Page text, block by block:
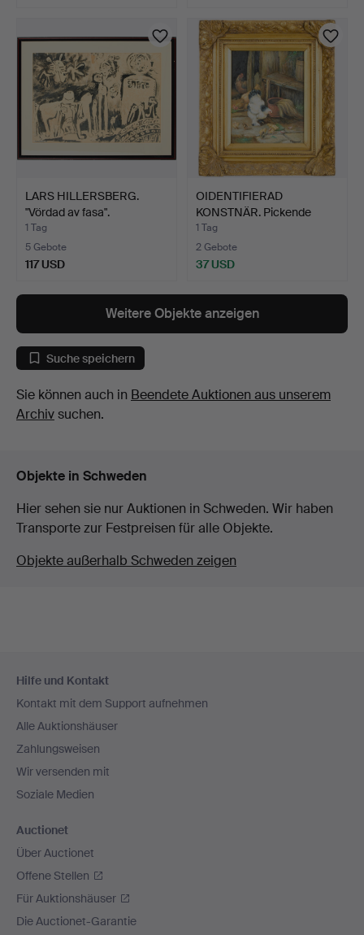
Objekt
LARS HILLERSBERG.
"Vördad av fasa".
1 Tag
5 Gebote
117 USD
OIDENTIFIERAD
KONSTNÄR. Pickende
Hühner un…
1 Tag
2 Gebote
37 USD
Weitere Objekte anzeigen
Suche speichern
Sie können auch in Beendete Auktionen aus unserem
Archivsuchen.
Objekte in Schweden
Hier sehen sie nur Auktionen in Schweden. Wir haben
Transporte zur Festpreisen für alle Objekte.
Objekte außerhalb Schweden zeigen
Navigation
Hilfe und Kontakt
Kontakt mit dem Support aufnehmen
Alle Auktionshäuser
Zahlungsweisen
Wir versenden mit
Soziale Medien
Auctionet
Über Auctionet
Offene Stellen
Für Auktionshäuser
Die Auctionet-Garantie